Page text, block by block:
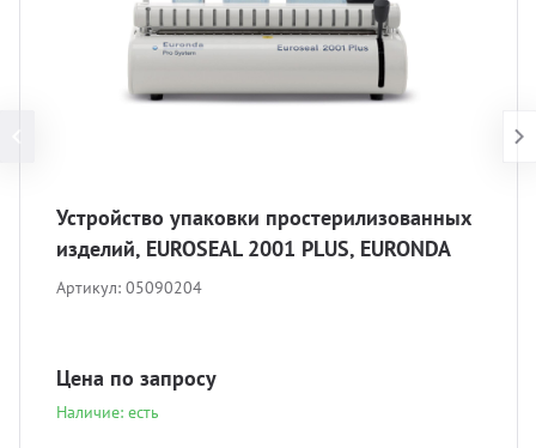
Устройство упаковки простерилизованных
изделий, EUROSEAL 2001 PLUS, EURONDA
Артикул: 05090204
Цена по запросу
Наличие: есть